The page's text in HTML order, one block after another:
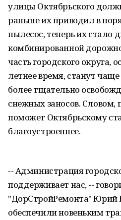
улицы Октябрьского
раньше их приводил в
пылесос, теперь их стало
комбинированной
часть городского округа,
летнее время, станут
более тщательно
снежных заносов. Словом,
поможет Октябрьскому
благоустроеннее.
-- Администрация
поддерживает нас, --
"ДорСтройРемонта" Юрий
обеспечили новеньким